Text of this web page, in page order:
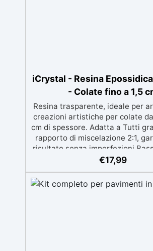
iCrystal - Resina
- Colate fino a 1,5
Resina trasparente, ideale per
creazioni artistiche per colate da
cm di spessore. Adatta a Tutti
rapporto di miscelazione 2:1,
risultato senza imperfezioni
per colate senza bolle,
materiali. Certificata post-catalisi
sicura per il contatto con la pelle,
€17,99